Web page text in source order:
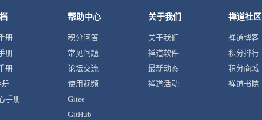
册
册
册
册
手册
帮助中心
积分问答
常见问题
论坛交流
使用视频
Gitee
GitHub
关于我们
关于我们
禅道软件
最新动态
禅道活动
禅道社区
禅道博客
积分排行
积分商城
禅道书院